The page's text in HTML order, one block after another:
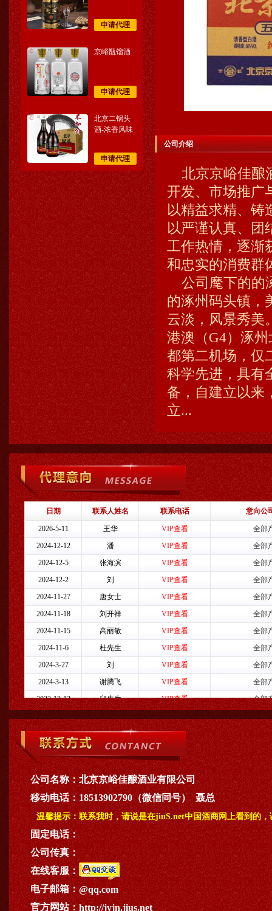
申请代理
京峪甑馏酒
申请代理
北京二锅头
酒-浓香风味
申请代理
公司介绍
北京京峪佳酿
开发、市场推广
以精益求精、铸
以严谨认真、团
工作热情，逐渐
和忠实的消费群
公司麾下的的
的涿州码头镇，
云淡，风景秀美
港澳（G4）涿
都第二机场，仅
科学先进，具有
备，自建立以来
立...
公司名称： 北京京峪佳酿酒业有限公司
移动电话： 18513902790（微信同号） 聂总
温馨提示： 联系我时，请说是在jiuS.net中国酒商网上看到的，
固定电话：
公司传真：
在线客服：
电子邮箱： @qq.com
官方网站： http://jyjn.jius.net